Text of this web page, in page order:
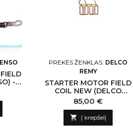
-
PREKĖS ŽENKLAS: DELCO
REMY
STARTER MOTOR FIELD
COIL NEW (DELCO
REMY) -NLP18 N232871
DELCO REMY-CN
Kaina
85,00 €
 Į krepšelį